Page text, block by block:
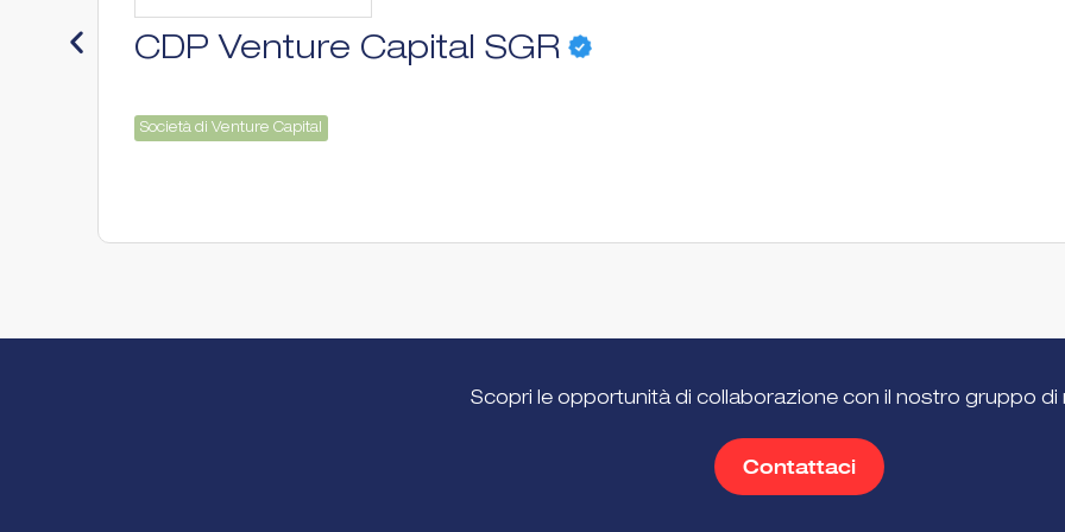
CDP Venture Capital SGR
Società di Venture Capital
Scopri le opportunità di collaborazione con il nostro gruppo di
Contattaci